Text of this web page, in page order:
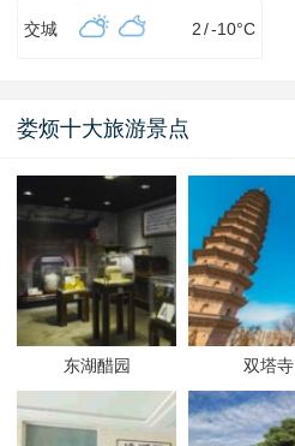
交城 2/-10°C
娄烦十大旅游景点
东湖醋园 双塔寺